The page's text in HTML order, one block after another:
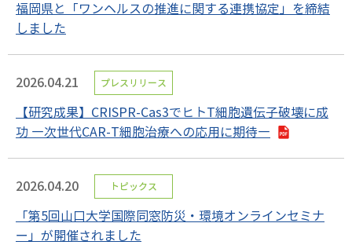
福岡県と「ワンヘルスの推進に関する連携協定」を締結
しました
2026.04.21 プレスリリース
【研究成果】CRISPR-Cas3でヒトT細胞遺伝子破壊に成
功 ―次世代CAR-T細胞治療への応用に期待―
2026.04.20 トピックス
「第5回山口大学国際同窓防災・環境オンラインセミナ
ー」が開催されました